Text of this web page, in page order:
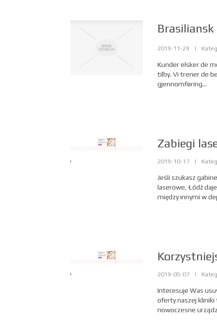
2019-11-29 |
Kunder elsker de
tilby. Vi trener de
gjennomføring...
Zabiegi
2019-10-17 |
Jeśli szukasz
laserowe, Łódź
między innymi w
2019-05-07 |
Interesuje Was
oferty naszej kliniki
nowoczesne